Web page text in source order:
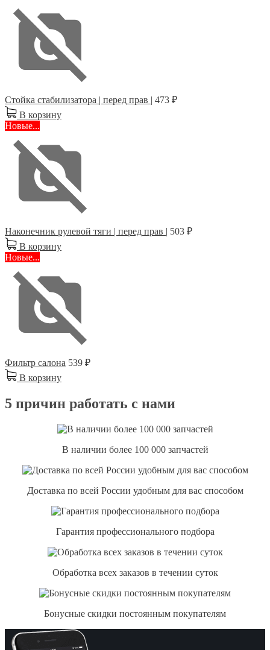
Стойка стабилизатора | перед прав | 473 ₽
В корзину
Новые...
Наконечник рулевой тяги | перед прав | 503 ₽
В корзину
Новые...
Фильтр салона 539 ₽
В корзину
5 причин работать с нами
В наличии более 100 000 запчастей
Доставка по всей России удобным для вас способом
Гарантия профессионального подбора
Обработка всех заказов в течении суток
Бонусные скидки постоянным покупателям